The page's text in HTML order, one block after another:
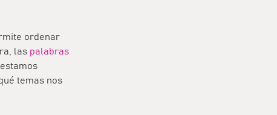
ordenar
las palabras
temas nos